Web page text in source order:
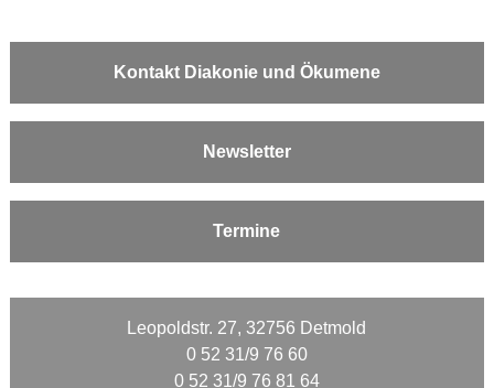
Kontakt Diakonie und Ökumene
Newsletter
Termine
Leopoldstr. 27, 32756 Detmold
0 52 31/9 76 60
0 52 31/9 76 81 64